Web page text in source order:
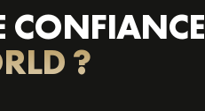
CONFIANCE
?